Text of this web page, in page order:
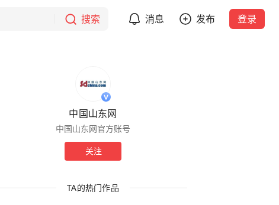
搜索 消息 发布 登录
中国山东网
中国山东网官方账号
关注
TA的热门作品